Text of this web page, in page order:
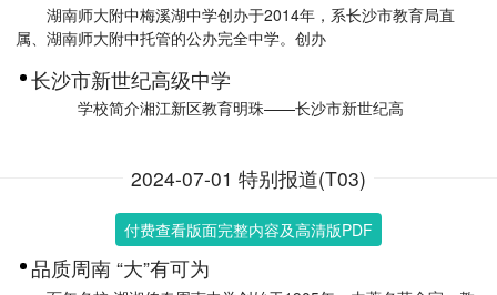
湖南师大附中梅溪湖中学创办于2014年，系长沙市教育局直
属、湖南师大附中托管的公办完全中学。创办
长沙市新世纪高级中学
学校简介湘江新区教育明珠——长沙市新世纪高
2024-07-01 特别报道(T03)
付费查看版面完整内容及高清版PDF
品质周南 “大”有可为